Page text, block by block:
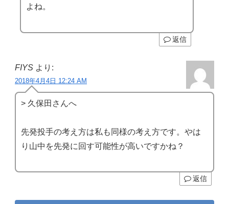
よね。
返信
FIYS より:
2018年4月4日 12:24 AM
> 久保田さんへ
先発投手の考え方は私も同様の考え方です。やは
り山中を先発に回す可能性が高いですかね？
返信